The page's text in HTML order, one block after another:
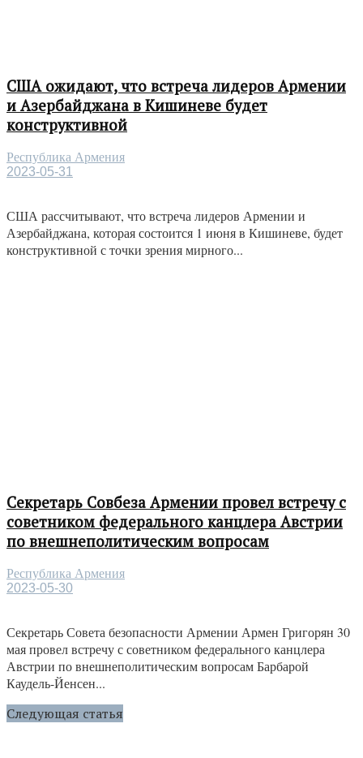
США ожидают, что встреча лидеров Армении
и Азербайджана в Кишиневе будет
конструктивной
Республика Армения
2023-05-31
США рассчитывают, что встреча лидеров Армении и
Азербайджана, которая состоится 1 июня в Кишиневе, будет
конструктивной с точки зрения мирного...
Секретарь Совбеза Армении провел встречу с
советником федерального канцлера Австрии
по внешнеполитическим вопросам
Республика Армения
2023-05-30
Секретарь Совета безопасности Армении Армен Григорян 30
мая провел встречу с советником федерального канцлера
Австрии по внешнеполитическим вопросам Барбарой
Каудель-Йенсен...
Следующая статья